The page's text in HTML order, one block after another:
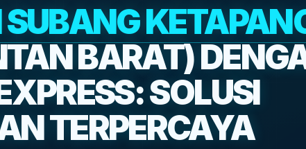
SUBANG
BARAT)
SOLUSI
TERPERCAYA